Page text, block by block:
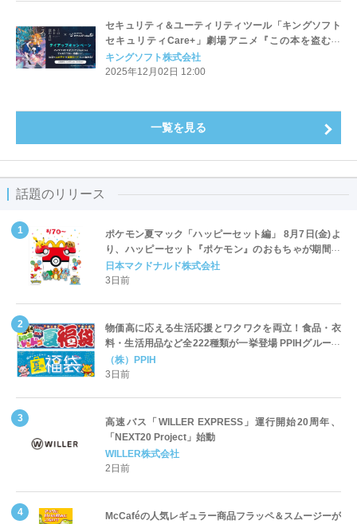
セキュリティ＆ユーティリティツール「キングソフト
セキュリティCare+」劇場アニメ『この本を盗む者
は』とタイアップキャンペーンを実施
キングソフト株式会社
2025年12月02日 12:00
一覧を見る
話題のリリース
ポケモン夏マック「ハッピーセット編」 8月7日(金)よ
り、ハッピーセット『ポケモン』のおもちゃが期間限
定登場
日本マクドナルド株式会社
3日前
物価高に応える生活応援とワクワクを両立！食品・衣
料・生活用品など全222種類が一挙登場 PPIHグループ
「夏福袋」＆セール 8月6日(木)より順次スタート
（株）PPIH
3日前
高速バス「WILLER EXPRESS」運行開始20周年、
「NEXT20 Project」始動
WILLER株式会社
2日前
McCaféの人気レギュラー商品フラッペ＆スムージーが